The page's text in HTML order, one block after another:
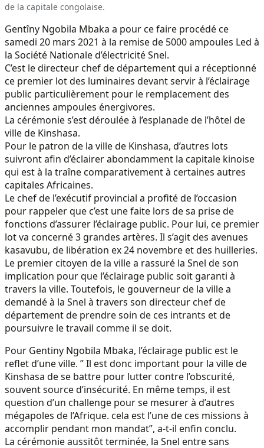
de la capitale congolaise.
Gentîny Ngobila Mbaka a pour ce faire procédé ce
samedi 20 mars 2021 à la remise de 5000 ampoules Led à
la Société Nationale d’électricité Snel.
C’est le directeur chef de département qui a réceptionné
ce premier lot des luminaires devant servir à l’éclairage
public particulièrement pour le remplacement des
anciennes ampoules énergivores.
La cérémonie s’est déroulée à l’esplanade de l’hôtel de
ville de Kinshasa.
Pour le patron de la ville de Kinshasa, d’autres lots
suivront afin d’éclairer abondamment la capitale kinoise
qui est à la traîne comparativement à certaines autres
capitales Africaines.
Le chef de l’exécutif provincial a profité de l’occasion
pour rappeler que c’est une faite lors de sa prise de
fonctions d’assurer l’éclairage public. Pour lui, ce premier
lot va concerné 3 grandes artères. Il s’agit des avenues
kasavubu, de libération ex 24 novembre et des huilleries.
Le premier citoyen de la ville a rassuré la Snel de son
implication pour que l’éclairage public soit garanti à
travers la ville. Toutefois, le gouverneur de la ville a
demandé à la Snel à travers son directeur chef de
département de prendre soin de ces intrants et de
poursuivre le travail comme il se doit.
Pour Gentiny Ngobila Mbaka, l’éclairage public est le
reflet d’une ville. ” Il est donc important pour la ville de
Kinshasa de se battre pour lutter contre l’obscurité,
souvent source d’insécurité. En même temps, il est
question d’un challenge pour se mesurer à d’autres
mégapoles de l’Afrique. cela est l’une de ces missions à
accomplir pendant mon mandat”, a-t-il enfin conclu.
La cérémonie aussitôt terminée, la Snel entre sans